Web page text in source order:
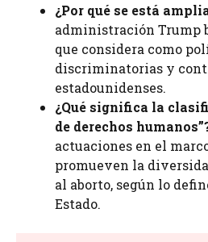
¿Por qué se está
administración Trump
que considera como
discriminatorias y
estadounidenses.
¿Qué significa la
de derechos
actuaciones en el
promueven la
al aborto, según lo
Estado.